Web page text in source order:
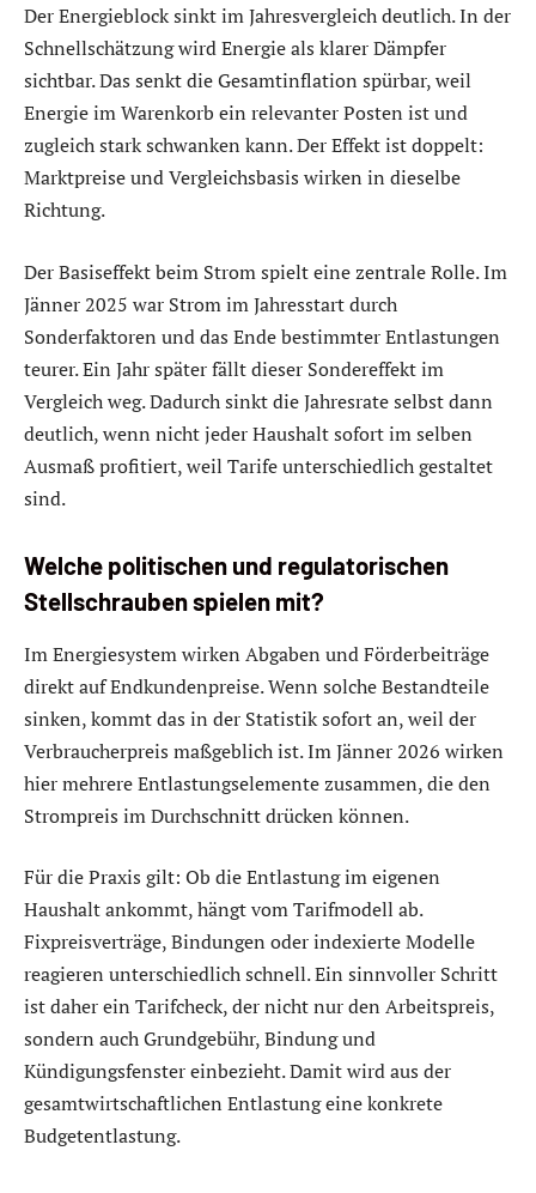
Der Energieblock sinkt im Jahresvergleich deutlich. In der
Schnellschätzung wird Energie als klarer Dämpfer
sichtbar. Das senkt die Gesamtinflation spürbar, weil
Energie im Warenkorb ein relevanter Posten ist und
zugleich stark schwanken kann. Der Effekt ist doppelt:
Marktpreise und Vergleichsbasis wirken in dieselbe
Richtung.
Der Basiseffekt beim Strom spielt eine zentrale Rolle. Im
Jänner 2025 war Strom im Jahresstart durch
Sonderfaktoren und das Ende bestimmter Entlastungen
teurer. Ein Jahr später fällt dieser Sondereffekt im
Vergleich weg. Dadurch sinkt die Jahresrate selbst dann
deutlich, wenn nicht jeder Haushalt sofort im selben
Ausmaß profitiert, weil Tarife unterschiedlich gestaltet
sind.
Welche politischen und regulatorischen
Stellschrauben spielen mit?
Im Energiesystem wirken Abgaben und Förderbeiträge
direkt auf Endkundenpreise. Wenn solche Bestandteile
sinken, kommt das in der Statistik sofort an, weil der
Verbraucherpreis maßgeblich ist. Im Jänner 2026 wirken
hier mehrere Entlastungselemente zusammen, die den
Strompreis im Durchschnitt drücken können.
Für die Praxis gilt: Ob die Entlastung im eigenen
Haushalt ankommt, hängt vom Tarifmodell ab.
Fixpreisverträge, Bindungen oder indexierte Modelle
reagieren unterschiedlich schnell. Ein sinnvoller Schritt
ist daher ein Tarifcheck, der nicht nur den Arbeitspreis,
sondern auch Grundgebühr, Bindung und
Kündigungsfenster einbezieht. Damit wird aus der
gesamtwirtschaftlichen Entlastung eine konkrete
Budgetentlastung.